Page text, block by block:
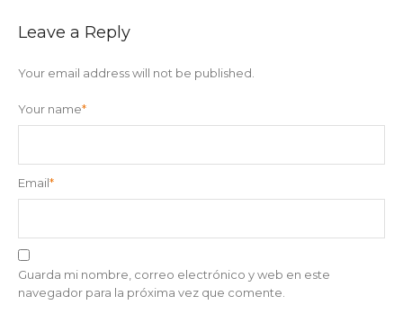
Leave a Reply
Your email address will not be published.
Your name*
Email*
Guarda mi nombre, correo electrónico y web en este
navegador para la próxima vez que comente.